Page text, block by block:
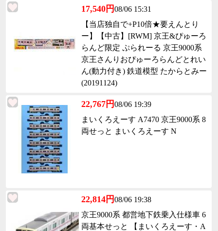
17,540円08/06 15:31
【当店独自で+P10倍★要えんとり
ー】【中古】[RWM] 京王&ぴゅーろ
らんど限定 ぷられーる 京王9000系
京王さんりおぴゅーろらんどとれい
ん(動力付き) 鉄道模型 たからとみー
(20191124)
22,767円08/06 19:39
まいくろえーす A7470 京王9000系 8
両せっと まいくろえーす N
22,814円08/06 19:38
京王9000系 都営地下鉄乗入仕様車 6
両基本せっと 【まいくろえーす・A